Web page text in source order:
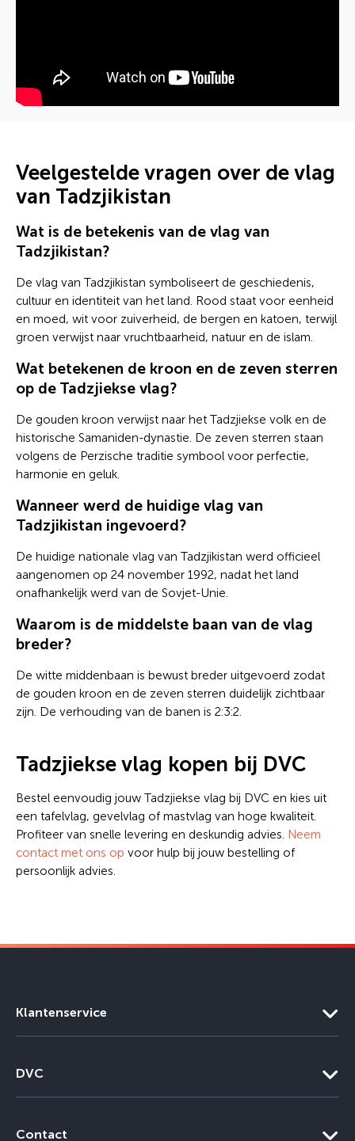
Veelgestelde vragen over de vlag
van Tadzjikistan
Wat is de betekenis van de vlag van
Tadzjikistan?
De vlag van Tadzjikistan symboliseert de geschiedenis,
cultuur en identiteit van het land. Rood staat voor eenheid
en moed, wit voor zuiverheid, de bergen en katoen, terwijl
groen verwijst naar vruchtbaarheid, natuur en de islam.
Wat betekenen de kroon en de zeven sterren
op de Tadzjiekse vlag?
De gouden kroon verwijst naar het Tadzjiekse volk en de
historische Samaniden-dynastie. De zeven sterren staan
volgens de Perzische traditie symbool voor perfectie,
harmonie en geluk.
Wanneer werd de huidige vlag van
Tadzjikistan ingevoerd?
De huidige nationale vlag van Tadzjikistan werd officieel
aangenomen op 24 november 1992, nadat het land
onafhankelijk werd van de Sovjet-Unie.
Waarom is de middelste baan van de vlag
breder?
De witte middenbaan is bewust breder uitgevoerd zodat
de gouden kroon en de zeven sterren duidelijk zichtbaar
zijn. De verhouding van de banen is 2:3:2.
Tadzjiekse vlag kopen bij DVC
Bestel eenvoudig jouw Tadzjiekse vlag bij DVC en kies uit
een tafelvlag, gevelvlag of mastvlag van hoge kwaliteit.
Profiteer van snelle levering en deskundig advies. Neem
contact met ons op voor hulp bij jouw bestelling of
persoonlijk advies.
Klantenservice
DVC
Contact